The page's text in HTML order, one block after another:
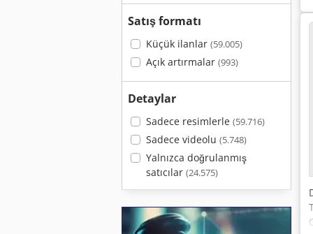
Satış formatı
Küçük ilanlar (59.005)
Açık artırmalar (993)
Detaylar
Sadece resimlerle (59.716)
Sadece videolu (5.748)
Yalnızca doğrulanmış
satıcılar (24.575)